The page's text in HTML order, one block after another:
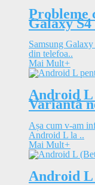
Probleme
Galaxy
Samsung
din telefoa..
Mai Mult+
Android L
Variantă
Așa cum v-am
Android L la ..
Mai Mult+
Android L